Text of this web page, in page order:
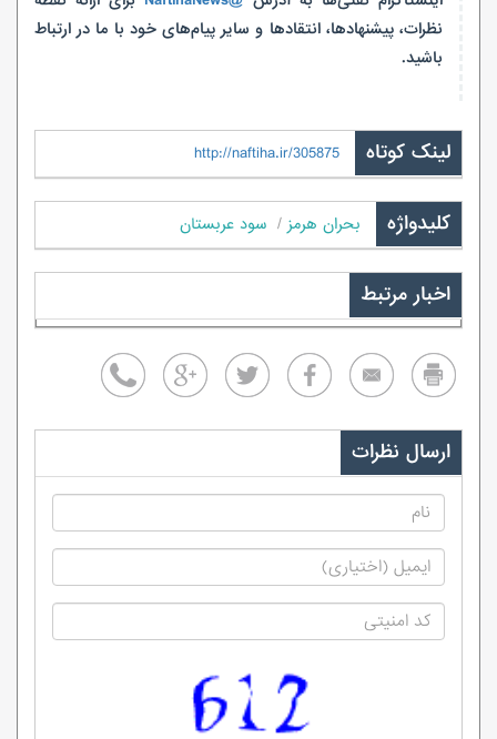
نظرات، پیشنهادها، انتقادها و سایر پیام‌های خود با ما در ارتباط
باشید.
لینک کوتاه http://naftiha.ir/305875
کلیدواژه بحران هرمز سود عربستان
اخبار مرتبط
ارسال نظرات